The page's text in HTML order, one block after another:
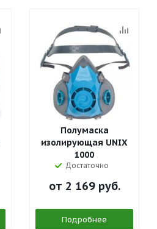
Полумаска
изолирующая UNIX
1000
Достаточно
от 2 169 руб.
Подробнее